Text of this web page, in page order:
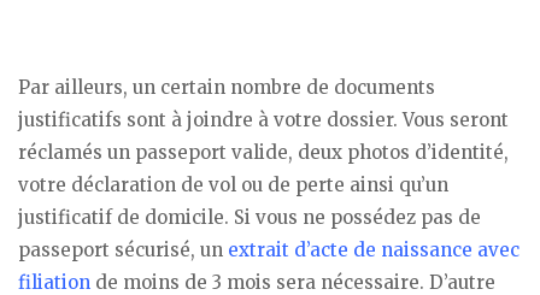
Par ailleurs, un certain nombre de documents
justificatifs sont à joindre à votre dossier. Vous seront
réclamés un passeport valide, deux photos d’identité,
votre déclaration de vol ou de perte ainsi qu’un
justificatif de domicile. Si vous ne possédez pas de
passeport sécurisé, un extrait d’acte de naissance avec
filiation de moins de 3 mois sera nécessaire. D’autre